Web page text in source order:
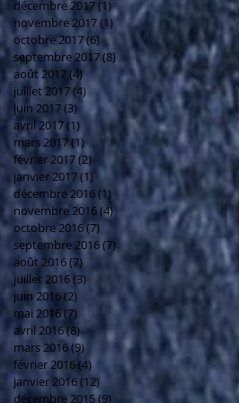
décembre 2017(1)1 post
novembre 2017(1)1 post
octobre 2017(6) 6 posts
septembre 2017(8)8 posts
août 2017(4)4 posts
juillet 2017(4) 4 posts
juin 2017(3) 3 posts
avril 2017(1) 1 post
mars 2017(1)1 post
février 2017(2) 2 posts
janvier 2017(1) 1 post
décembre 2016(1)
novembre 2016(4)4 posts
octobre 2016(7) 7 posts
septembre 2016(7) 7 posts
août 2016(7) 7 posts
juillet 2016(3)
juin 2016(2) 2 posts
mai 2016(7) 7 posts
avril 2016(8)8 posts
mars 2016(9)
février 2016(4) 4 posts
janvier 2016(12)
décembre 2015(9)